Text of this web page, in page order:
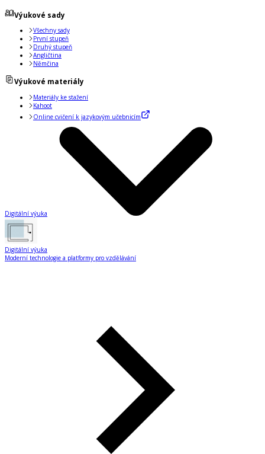
Výukové sady
Všechny sady
První stupeň
Druhý stupeň
Angličtina
Němčina
Výukové materiály
Materiály ke stažení
Kahoot
Online cvičení k jazykovým učebnicím
Digitální výuka
Digitální výuka
Moderní technologie a platformy pro vzdělávání